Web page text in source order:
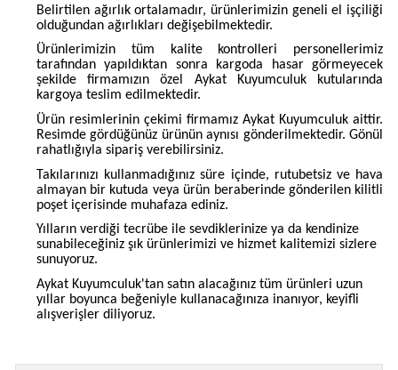
Belirtilen ağırlık ortalamadır, ürünlerimizin geneli el işçiliği
olduğundan ağırlıkları değişebilmektedir.
Ürünlerimizin tüm kalite kontrolleri personellerimiz
tarafından yapıldıktan sonra kargoda hasar görmeyecek
şekilde firmamızın özel Aykat Kuyumculuk kutularında
kargoya teslim edilmektedir.
Ürün resimlerinin çekimi firmamız Aykat Kuyumculuk aittir.
Resimde gördüğünüz ürünün aynısı gönderilmektedir. Gönül
rahatlığıyla sipariş verebilirsiniz.
Takılarınızı kullanmadığınız süre içinde, rutubetsiz ve hava
almayan bir kutuda veya ürün beraberinde gönderilen kilitli
poşet içerisinde muhafaza ediniz.
Yılların verdiği tecrübe ile sevdiklerinize ya da kendinize
sunabileceğiniz şık ürünlerimizi ve hizmet kalitemizi sizlere
sunuyoruz.
Aykat Kuyumculuk'tan satın alacağınız tüm ürünleri uzun
yıllar boyunca beğeniyle kullanacağınıza inanıyor, keyifli
alışverişler diliyoruz.